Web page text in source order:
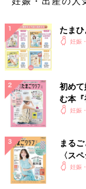
「出産当日まで。
と、妊娠中も運転
健診も思ったよう
「妊娠7ヶ月で切迫
が原因ではないが
という人もいまし
は、自分で運転せ
妊娠中で運転
第1位 夫 620人（
第2位 実父母 294
たま
妊娠
初め
む本『
妊娠
まる
〈ス
妊娠